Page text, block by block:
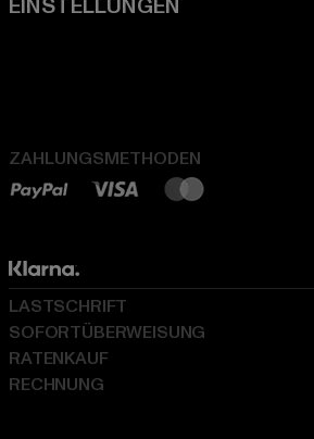
ZAHLUNGSMETHODEN
LASTSCHRIFT
SOFORTÜBERWEISUNG
RATENKAUF
RECHNUNG